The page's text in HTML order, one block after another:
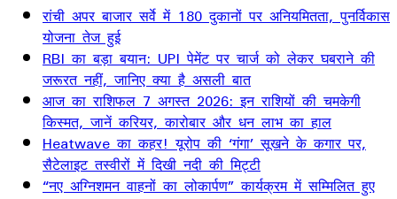
रांची अपर बाजार सर्वे में 180 दुकानों पर अनियमितता, पुनर्विकास
योजना तेज हुई
RBI का बड़ा बयान: UPI पेमेंट पर चार्ज को लेकर घबराने की
जरूरत नहीं, जानिए क्या है असली बात
आज का राशिफल 7 अगस्त 2026: इन राशियों की चमकेगी
किस्मत, जानें करियर, कारोबार और धन लाभ का हाल
Heatwave का कहर! यूरोप की ‘गंगा’ सूखने के कगार पर,
सैटेलाइट तस्वीरों में दिखी नदी की मिट्टी
“नए अग्निशमन वाहनों का लोकार्पण” कार्यक्रम में सम्मिलित हुए